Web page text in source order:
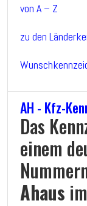
von A – Z
zu den
AH - Kfz-
Das
einem
Ahaus